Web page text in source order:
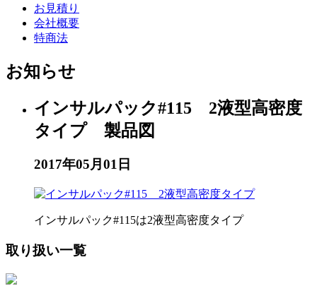
お見積り
会社概要
特商法
お知らせ
インサルパック#115 2液型高密度
タイプ 製品図
2017年05月01日
インサルパック#115は2液型高密度タイプ
取り扱い一覧